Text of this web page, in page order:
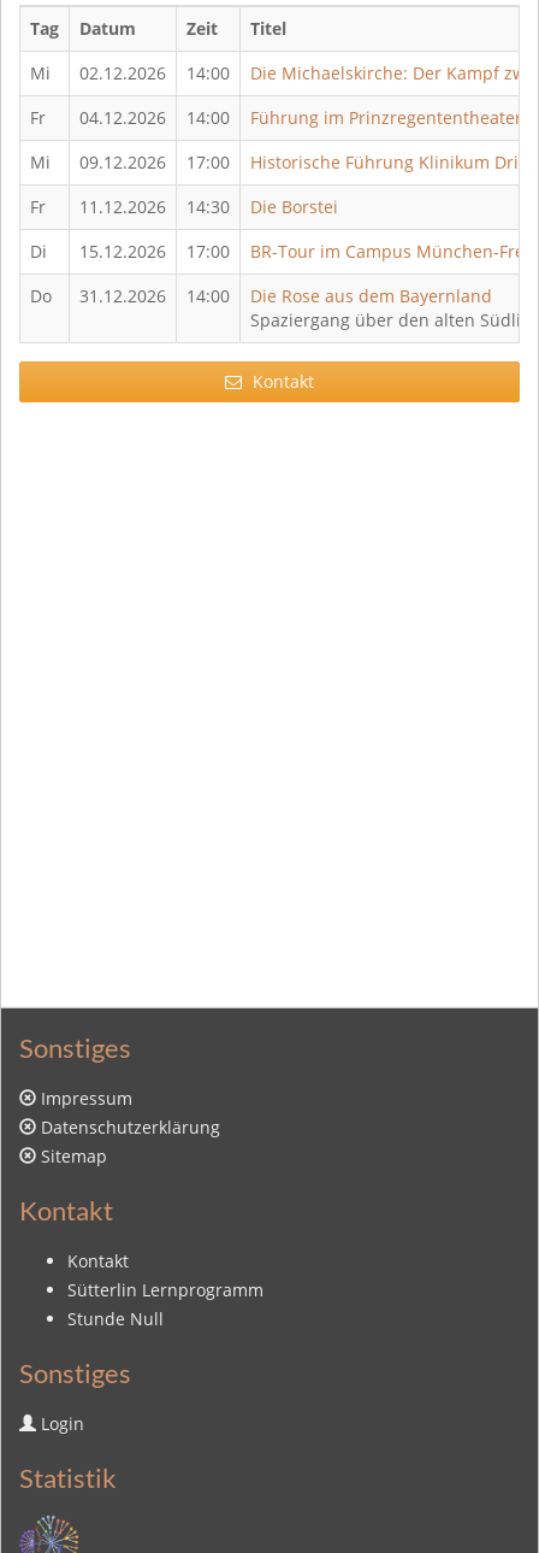
Tag Datum Zeit
Titel
Mi
02.12.2026 14:00
Die Michaelskirche: Der Kampf
Fr
04.12.2026 14:00
Führung im Prinzregententheater
Mi
09.12.2026 17:00
Historische Führung Klinikum
Fr
11.12.2026 14:30
Die Borstei
Di
15.12.2026 17:00
BR-Tour im Campus München-
Do
31.12.2026 14:00
Die Rose aus dem Bayernland
Spaziergang über den alten
Kontakt
Sonstiges
Impressum
Datenschutzerklärung
Sitemap
Kontakt
Kontakt
Sütterlin Lernprogramm
Stunde Null
Sonstiges
Login
Statistik